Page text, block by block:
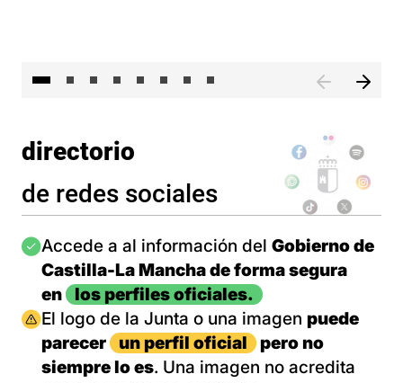
directorio
de redes sociales
Imagen
Accede a al información del Gobierno de
Castilla-La Mancha de forma segura
en
los perfiles oficiales.
Imagen
El logo de la Junta o una imagen puede
parecer
un perfil oficial
pero no
siempre lo es. Una imagen no acredita